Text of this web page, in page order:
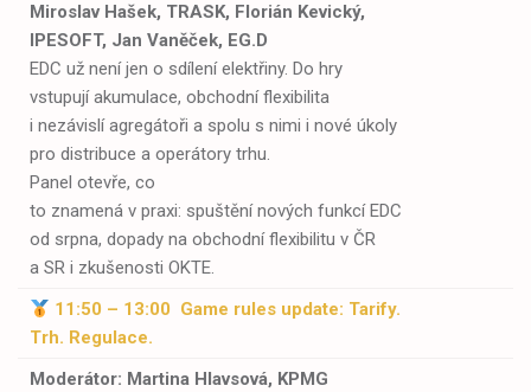
Miroslav Hašek, TRASK, Florián Kevický,
IPESOFT, Jan Vaněček, EG.D
EDC už není jen o sdílení elektřiny. Do hry
vstupují akumulace, obchodní flexibilita
i nezávislí agregátoři a spolu s nimi i nové úkoly
pro distribuce a operátory trhu.
Panel otevře, co
to znamená v praxi: spuštění nových funkcí EDC
od srpna, dopady na obchodní flexibilitu v ČR
a SR i zkušenosti OKTE.
11:50 – 13:00 Game rules update: Tarify.
Trh. Regulace.
Moderátor: Martina Hlavsová, KPMG